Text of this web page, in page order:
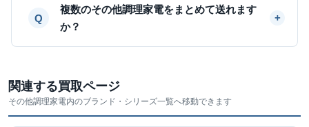
複数のその他調理家電をまとめて送れます
か？
関連する買取ページ
その他調理家電内のブランド・シリーズ一覧へ移動できます